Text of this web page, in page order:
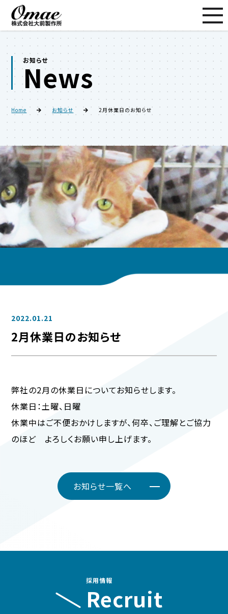
お知らせ
News
Home お知らせ 2月休業日のお知らせ
2022.01.21
2月休業日のお知らせ
弊社の2月の休業日についてお知らせします。
休業日：土曜、日曜
休業中はご不便おかけしますが、何卒、ご理解とご協力
のほど よろしくお願い申し上げます。
お知らせ一覧へ
採用情報
Recruit